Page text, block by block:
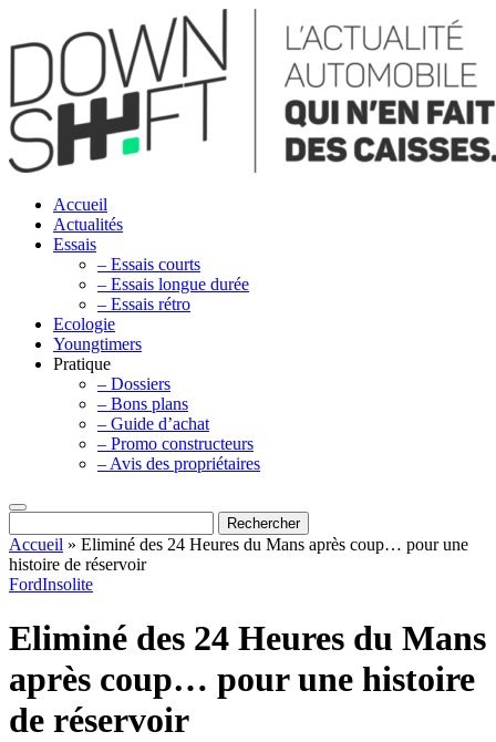
Accueil
Actualités
Essais
– Essais courts
– Essais longue durée
– Essais rétro
Ecologie
Youngtimers
Pratique
– Dossiers
– Bons plans
– Guide d’achat
– Promo constructeurs
– Avis des propriétaires
Accueil » Eliminé des 24 Heures du Mans après coup… pour une
histoire de réservoir
FordInsolite
Eliminé des 24 Heures du Mans
après coup… pour une histoire
de réservoir